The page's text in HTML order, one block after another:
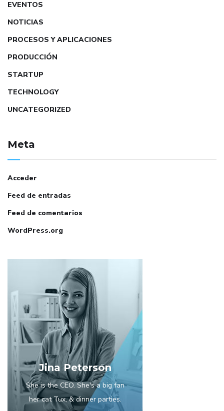
EVENTOS
NOTICIAS
PROCESOS Y APLICACIONES
PRODUCCIÓN
STARTUP
TECHNOLOGY
UNCATEGORIZED
Meta
Acceder
Feed de entradas
Feed de comentarios
WordPress.org
Jina Peterson
She is the CEO. She's a big fan
her cat Tux, & dinner parties.